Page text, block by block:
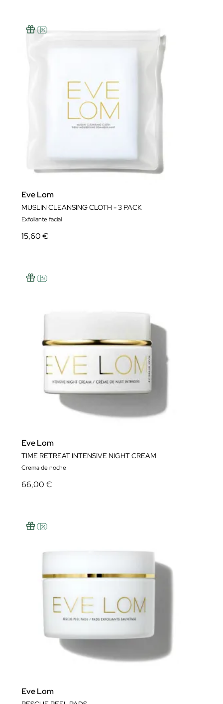
Eve Lom
MUSLIN CLEANSING CLOTH - 3 PACK
Exfoliante facial
15,60 €
Eve Lom
TIME RETREAT INTENSIVE NIGHT CREAM
Crema de noche
66,00 €
Eve Lom